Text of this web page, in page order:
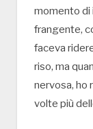
momento di
frangente,
faceva
riso, ma
nervosa, ho
volte più